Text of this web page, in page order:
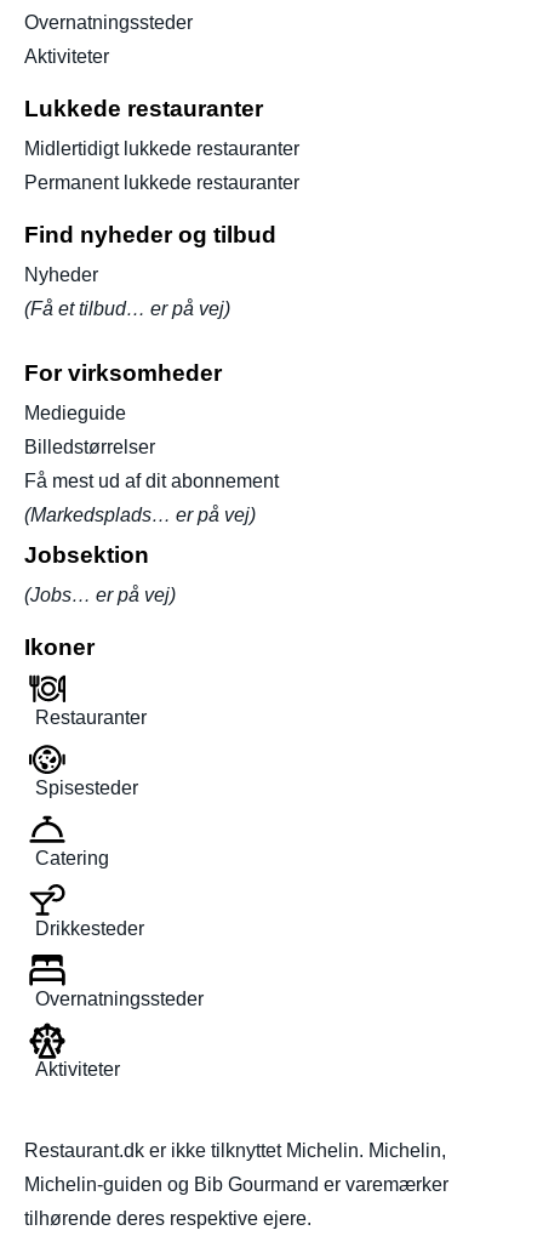
Overnatningssteder
Aktiviteter
Lukkede restauranter
Midlertidigt lukkede restauranter
Permanent lukkede restauranter
Find nyheder og tilbud
Nyheder
(Få et tilbud… er på vej)
For virksomheder
Medieguide
Billedstørrelser
Få mest ud af dit abonnement
(Markedsplads… er på vej)
Jobsektion
(Jobs… er på vej)
Ikoner
Restauranter
Spisesteder
Catering
Drikkesteder
Overnatningssteder
Aktiviteter
Restaurant.dk er ikke tilknyttet Michelin. Michelin,
Michelin-guiden og Bib Gourmand er varemærker
tilhørende deres respektive ejere.